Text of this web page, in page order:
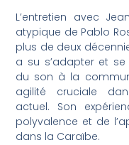
L’entretien avec
atypique de Pablo
plus de deux
a su s’adapter et se
du son à la
agilité cruciale
actuel. Son
polyvalence et de
dans la Caraïbe.